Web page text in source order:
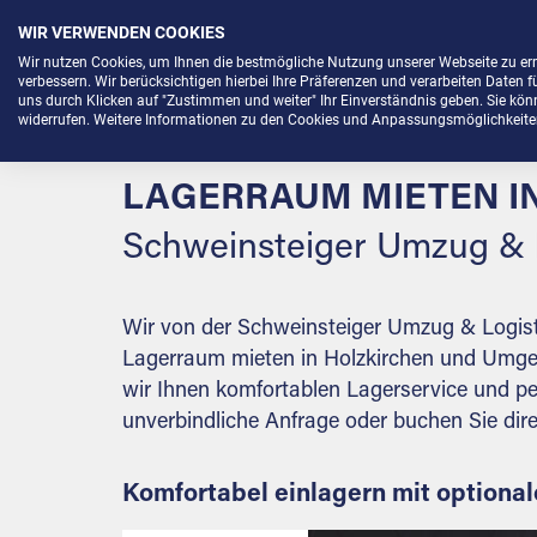
zu
organisieren,
unterzustellen,
einen
Self
Partner
zu
finden
oder
nur
Menü
LAGERRAUM MIETEN
Schweinsteiger Umzug &
Wir von der Schweinsteiger Umzug &
Lagerraum mieten in Holzkirchen und
wir Ihnen komfortablen Lagerservice und
unverbindliche Anfrage oder buchen Sie
Komfortabel einlagern mit
WIR VERWENDEN COOKIES
Wir nutzen Cookies, um Ihnen die bestmögliche Nutzung unserer Webseite zu
verbessern. Wir berücksichtigen hierbei Ihre Präferenzen und verarbeiten
uns durch Klicken auf "Zustimmen und weiter" Ihr Einverständnis geben. Sie
widerrufen. Weitere Informationen zu den Cookies und